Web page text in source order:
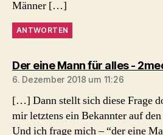
Männer […]
ANTWORTEN
Der eine Mann für alles -
6. Dezember 2018 um 11:26
[…] Dann stellt sich diese Frage
mir letztens ein Bekannter auf
Und ich frage mich – “der eine